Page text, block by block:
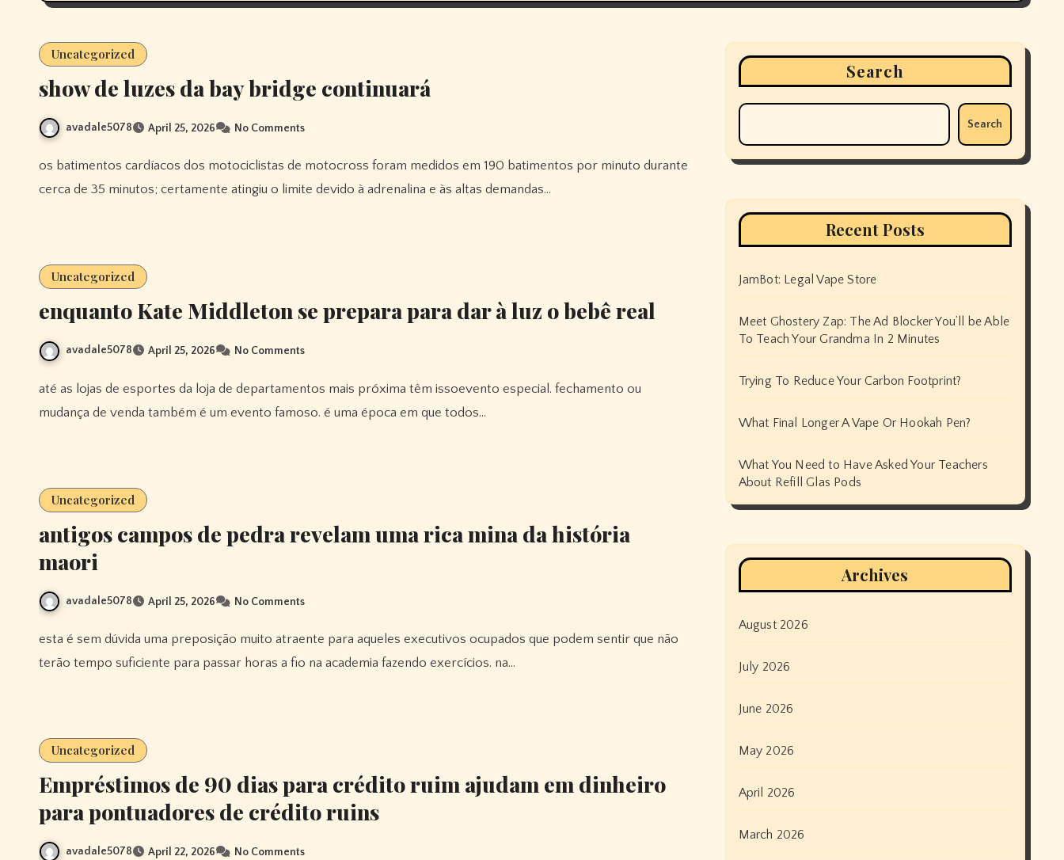
Uncategorized
show de luzes da bay bridge continuará
avadale5078 April 25, 2026 No Comments
os batimentos cardíacos dos motociclistas de motocross foram medidos em 190 batimentos por minuto durante
cerca de 35 minutos; certamente atingiu o limite devido à adrenalina e às altas demandas…
Uncategorized
enquanto Kate Middleton se prepara para dar à luz o bebê real
avadale5078 April 25, 2026 No Comments
até as lojas de esportes da loja de departamentos mais próxima têm issoevento especial. fechamento ou
mudança de venda também é um evento famoso. é uma época em que todos…
Uncategorized
antigos campos de pedra revelam uma rica mina da história
maori
avadale5078 April 25, 2026 No Comments
esta é sem dúvida uma preposição muito atraente para aqueles executivos ocupados que podem sentir que não
terão tempo suficiente para passar horas a fio na academia fazendo exercícios. na…
Uncategorized
Empréstimos de 90 dias para crédito ruim ajudam em dinheiro
para pontuadores de crédito ruins
avadale5078 April 22, 2026 No Comments
Search
Search
Recent Posts
JamBot: Legal Vape Store
Meet Ghostery Zap: The Ad Blocker You’ll be Able
To Teach Your Grandma In 2 Minutes
Trying To Reduce Your Carbon Footprint?
What Final Longer A Vape Or Hookah Pen?
What You Need to Have Asked Your Teachers
About Refill Glas Pods
Archives
August 2026
July 2026
June 2026
May 2026
April 2026
March 2026